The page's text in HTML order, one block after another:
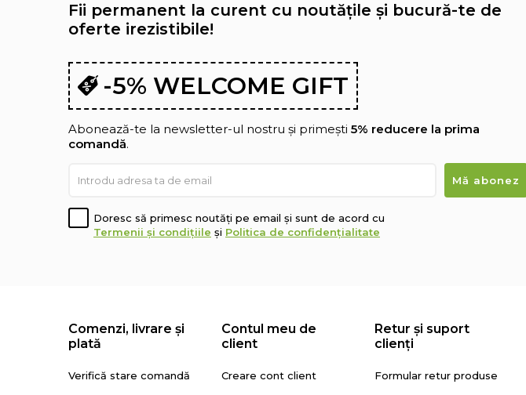
Fii permanent la curent cu noutățile și bucură-te de
oferte irezistibile!
-5% WELCOME GIFT
Abonează-te la newsletter-ul nostru și primești 5% reducere la prima
comandă.
Doresc să primesc noutăți pe email și sunt de acord cu
Termenii și condițiile și Politica de confidențialitate
Comenzi, livrare și
plată
Verifică stare comandă
Contul meu de
client
Creare cont client
Retur și suport
clienți
Formular retur produse
Facebook